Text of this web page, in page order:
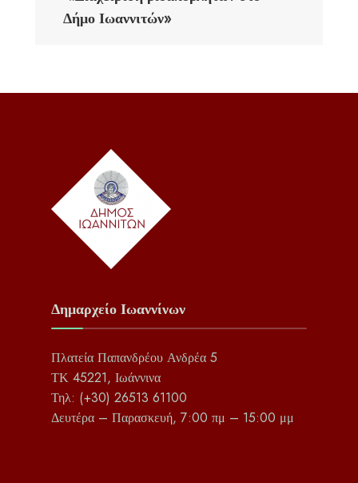
Δήμο Ιωαννιτών»
Δημαρχείο Ιωαννίνων
Πλατεία Παπανδρέου Ανδρέα 5
ΤΚ 45221, Ιωάννινα
Τηλ: (+30) 26513 61100
Δευτέρα – Παρασκευή, 7:00 πμ – 15:00 μμ